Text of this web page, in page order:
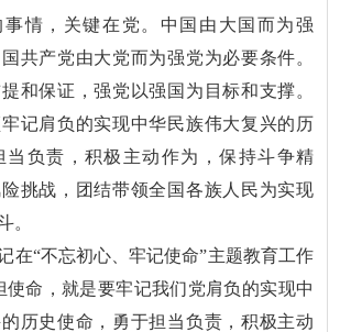
事情，关键在党。中国由大国而为强
共产党由大党而为强党为必要条件。
和保证，强党以强国为目标和支撑。
记肩负的实现中华民族伟大复兴的历
当负责，积极主动作为，保持斗争精
挑战，团结带领全国各族人民为实现
。
在“不忘初心、牢记使命”主题教育工作
使命，就是要牢记我们党肩负的实现中
历史使命，勇于担当负责，积极主动